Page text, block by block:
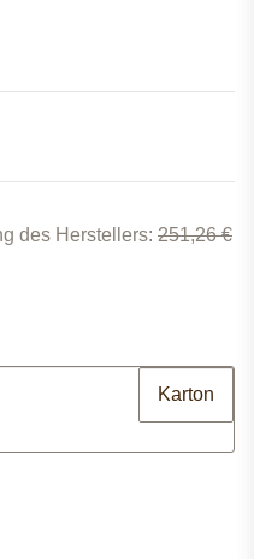
des Herstellers: 251,26 €
Karton